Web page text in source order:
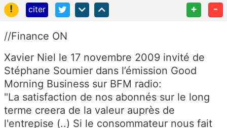
!
citer + -
//Finance ON
Xavier Niel le 17 novembre 2009 invité de
Stéphane Soumier dans l’émission Good
Morning Business sur BFM radio:
"La satisfaction de nos abonnés sur le long
terme creera de la valeur auprès de
l'entrepise (..) Si le consommateur nous fait